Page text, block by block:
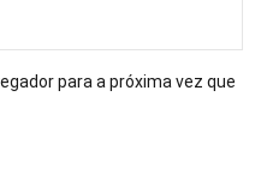
para a próxima vez que